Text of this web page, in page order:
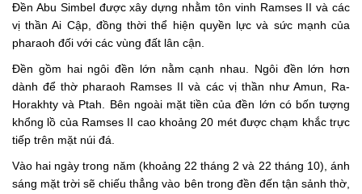
Đền Abu Simbel được xây dựng nhằm tôn vinh Ramses II và các
vị thần Ai Cập, đồng thời thể hiện quyền lực và sức mạnh của
pharaoh đối với các vùng đất lân cận.
Đền gồm hai ngôi đền lớn nằm cạnh nhau. Ngôi đền lớn hơn
dành để thờ pharaoh Ramses II và các vị thần như Amun, Ra-
Horakhty và Ptah. Bên ngoài mặt tiền của đền lớn có bốn tượng
khổng lồ của Ramses II cao khoảng 20 mét được chạm khắc trực
tiếp trên mặt núi đá.
Vào hai ngày trong năm (khoảng 22 tháng 2 và 22 tháng 10), ánh
sáng mặt trời sẽ chiếu thẳng vào bên trong đền đến tận sảnh thờ,